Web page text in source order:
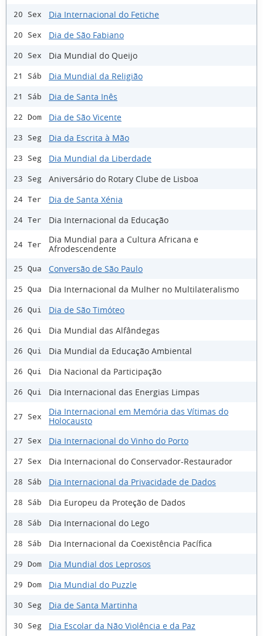
20 Sex Dia Internacional do Fetiche
20 Sex Dia de São Fabiano
20 Sex Dia Mundial do Queijo
21 Sáb Dia Mundial da Religião
21 Sáb Dia de Santa Inês
22 Dom Dia de São Vicente
23 Seg Dia da Escrita à Mão
23 Seg Dia Mundial da Liberdade
23 Seg Aniversário do Rotary Clube de Lisboa
24 Ter Dia de Santa Xénia
24 Ter Dia Internacional da Educação
24 Ter
Dia Mundial para a Cultura Africana e
Afrodescendente
25 Qua Conversão de São Paulo
25 Qua Dia Internacional da Mulher no Multilateralismo
26 Qui Dia de São Timóteo
26 Qui Dia Mundial das Alfândegas
26 Qui Dia Mundial da Educação Ambiental
26 Qui Dia Nacional da Participação
26 Qui Dia Internacional das Energias Limpas
27 Sex
Dia Internacional em Memória das Vítimas do
Holocausto
27 Sex Dia Internacional do Vinho do Porto
27 Sex Dia Internacional do Conservador-Restaurador
28 Sáb Dia Internacional da Privacidade de Dados
28 Sáb Dia Europeu da Proteção de Dados
28 Sáb Dia Internacional do Lego
28 Sáb Dia Internacional da Coexistência Pacífica
29 Dom Dia Mundial dos Leprosos
29 Dom Dia Mundial do Puzzle
30 Seg Dia de Santa Martinha
30 Seg Dia Escolar da Não Violência e da Paz